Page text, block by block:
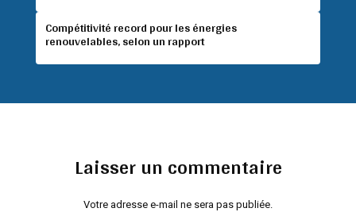
Compétitivité record pour les énergies
renouvelables, selon un rapport
Laisser un commentaire
Votre adresse e-mail ne sera pas publiée.